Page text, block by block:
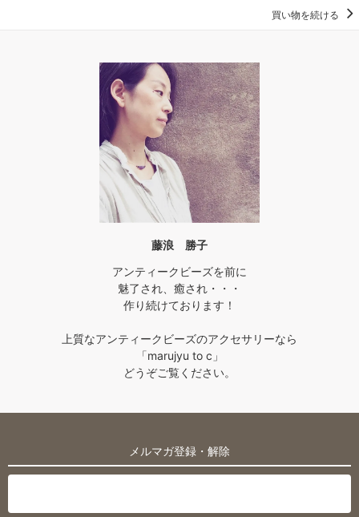
買い物を続ける
藤浪 勝子
アンティークビーズを前に
魅了され、癒され・・・
作り続けております！
上質なアンティークビーズのアクセサリーなら
「marujyu to c」
どうぞご覧ください。
メルマガ登録・解除